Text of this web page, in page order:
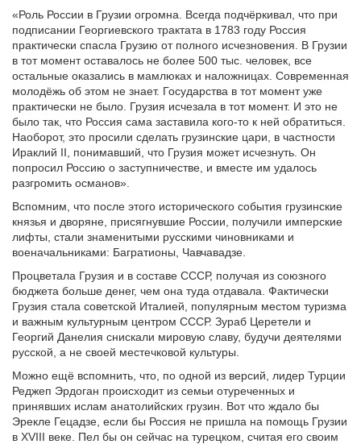
«Роль России в Грузии огромна. Всегда подчёркивал, что при
подписании Георгиевского трактата в 1783 году Россия
практически спасла Грузию от полного исчезновения. В Грузии
в тот момент оставалось не более 500 тыс. человек, все
остальные оказались в мамлюках и наложницах. Современная
молодёжь об этом не знает. Государства в тот момент уже
практически не было. Грузия исчезала в тот момент. И это не
было так, что Россия сама заставила кого-то к ней обратиться.
Наоборот, это просили сделать грузинские цари, в частности
Ираклий II, понимавший, что Грузия может исчезнуть. Он
попросил Россию о заступничестве, и вместе им удалось
разгромить османов».
Вспомним, что после этого исторического события грузинские
князья и дворяне, присягнувшие России, получили имперские
лифты, стали знаменитыми русскими чиновниками и
военачальниками: Багратионы, Чавчавадзе.
Процветала Грузия и в составе СССР, получая из союзного
бюджета больше денег, чем она туда отдавала. Фактически
Грузия стала советской Италией, популярным местом туризма
и важным культурным центром СССР. Зураб Церетели и
Георгий Данелия снискали мировую славу, будучи деятелями
русской, а не своей местечковой культуры.
Можно ещё вспомнить, что, по одной из версий, лидер Турции
Реджеп Эрдоган происходит из семьи отуреченных и
принявших ислам анатолийских грузин. Вот что ждало бы
Эрекле Гецадзе, если бы Россия не пришла на помощь Грузии
в XVIII веке. Пел бы он сейчас на турецком, считая его своим